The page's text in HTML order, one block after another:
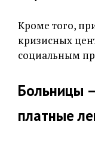
Кроме того,
кризисных
социальным
Больницы
платные